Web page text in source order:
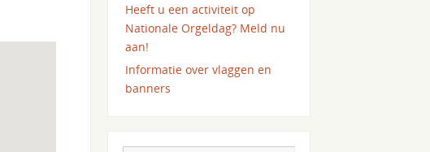
Heeft u een activiteit op
Nationale Orgeldag? Meld nu
aan!
Informatie over vlaggen en
banners